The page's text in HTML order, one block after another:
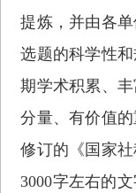
提炼，并由各
选题的科学性
期学术积累、
分量、有价值
修订的《国家
3000字左右的